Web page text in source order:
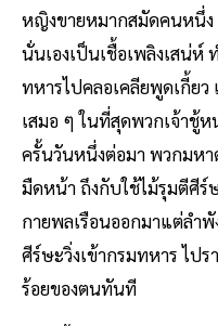
หญิงขายหมากสมัดคนหนึ่
นั่นเองเป็นเชื้อเพลิงเสน่
ทหารไปคลอเคลียพูดเกี้ยว
เสมอ ๆ ในที่สุดพวกเจ้าชู้
ครั้นวันหนึ่งต่อมา พวกมหา
มืดหน้า ถึงกับใช้ไม้รุมตีศีร์
กายพลเรือนออกมาแต่ลำ
ศีร์ษะวิ่งเข้ากรมทหาร ไป
ร้อยของตนทันที